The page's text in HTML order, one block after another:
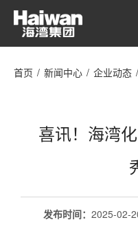
首页 / 新闻中心 / 企业动态 /
喜讯！海湾
发布时间： 2025-02-